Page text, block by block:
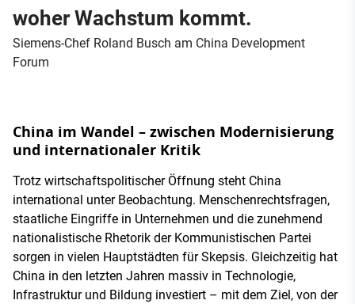
woher Wachstum kommt.
Siemens-Chef Roland Busch am China Development
Forum
China im Wandel – zwischen Modernisierung
und internationaler Kritik
Trotz wirtschaftspolitischer Öffnung steht China
international unter Beobachtung. Menschenrechtsfragen,
staatliche Eingriffe in Unternehmen und die zunehmend
nationalistische Rhetorik der Kommunistischen Partei
sorgen in vielen Hauptstädten für Skepsis. Gleichzeitig hat
China in den letzten Jahren massiv in Technologie,
Infrastruktur und Bildung investiert – mit dem Ziel, von der